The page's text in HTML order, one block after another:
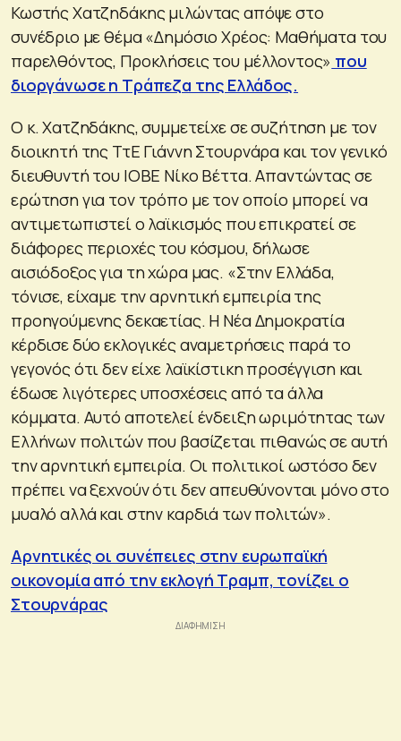
Κωστής Χατζηδάκης μιλώντας απόψε στο
συνέδριο με θέμα «Δημόσιο Χρέος: Μαθήματα του
παρελθόντος, Προκλήσεις του μέλλοντος» που
διοργάνωσε η Τράπεζα της Ελλάδος.
Ο κ. Χατζηδάκης, συμμετείχε σε συζήτηση με τον
διοικητή της ΤτΕ Γιάννη Στουρνάρα και τον γενικό
διευθυντή του ΙΟΒΕ Νίκο Βέττα. Απαντώντας σε
ερώτηση για τον τρόπο με τον οποίο μπορεί να
αντιμετωπιστεί ο λαϊκισμός που επικρατεί σε
διάφορες περιοχές του κόσμου, δήλωσε
αισιόδοξος για τη χώρα μας. «Στην Ελλάδα,
τόνισε, είχαμε την αρνητική εμπειρία της
προηγούμενης δεκαετίας. Η Νέα Δημοκρατία
κέρδισε δύο εκλογικές αναμετρήσεις παρά το
γεγονός ότι δεν είχε λαϊκίστικη προσέγγιση και
έδωσε λιγότερες υποσχέσεις από τα άλλα
κόμματα. Αυτό αποτελεί ένδειξη ωριμότητας των
Ελλήνων πολιτών που βασίζεται πιθανώς σε αυτή
την αρνητική εμπειρία. Οι πολιτικοί ωστόσο δεν
πρέπει να ξεχνούν ότι δεν απευθύνονται μόνο στο
μυαλό αλλά και στην καρδιά των πολιτών».
Αρνητικές οι συνέπειες στην ευρωπαϊκή
οικονομία από την εκλογή Τραμπ, τονίζει ο
Στουρνάρας